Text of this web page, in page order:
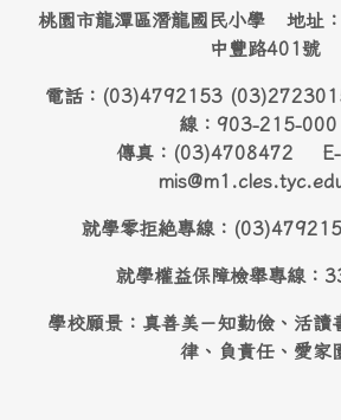
桃園市龍潭區潛龍國民小學 地址
中豐路401號
電話：(03)4792153
線：903-215-000
傳真：(03)4708472 E-
就學零拒絶專線：
就學權益保障檢舉專線：
學校願景：真善美－知勤儉、活讀
律、負責任、愛家